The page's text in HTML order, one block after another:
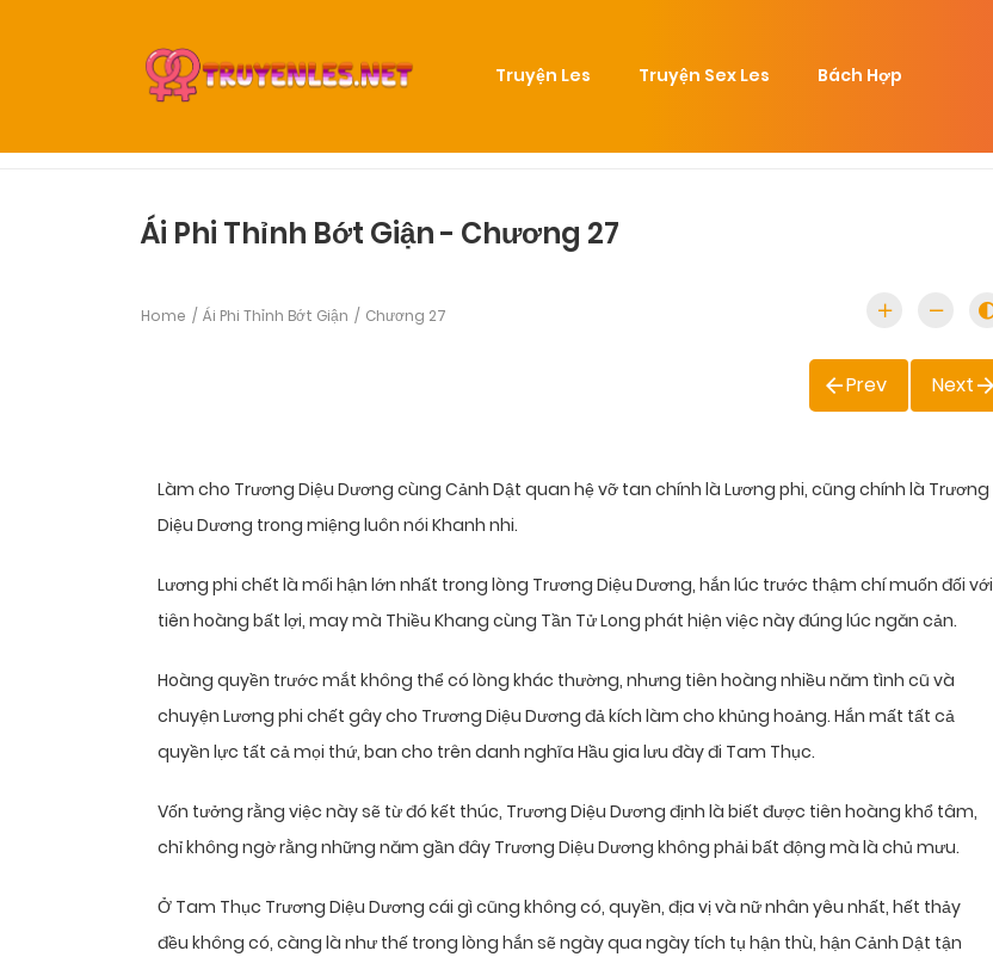
Truyện Les Truyện Sex Les Bách Hợp
Ái Phi Thỉnh Bớt Giận - Chương 27
Home Ái Phi Thỉnh Bớt Giận Chương 27
Prev Next
Làm cho Trương Diệu Dương cùng Cảnh Dật quan hệ vỡ tan chính là Lương phi, cũng chính là Trương
Diệu Dương trong miệng luôn nói Khanh nhi.
Lương phi chết là mối hận lớn nhất trong lòng Trương Diệu Dương, hắn lúc trước thậm chí muốn đối với
tiên hoàng bất lợi, may mà Thiều Khang cùng Tần Tử Long phát hiện việc này đúng lúc ngăn cản.
Hoàng quyền trước mắt không thể có lòng khác thường, nhưng tiên hoàng nhiều năm tình cũ và
chuyện Lương phi chết gây cho Trương Diệu Dương đả kích làm cho khủng hoảng. Hắn mất tất cả
quyền lực tất cả mọi thứ, ban cho trên danh nghĩa Hầu gia lưu đày đi Tam Thục.
Vốn tưởng rằng việc này sẽ từ đó kết thúc, Trương Diệu Dương định là biết được tiên hoàng khổ tâm,
chỉ không ngờ rằng những năm gần đây Trương Diệu Dương không phải bất động mà là chủ mưu.
Ở Tam Thục Trương Diệu Dương cái gì cũng không có, quyền, địa vị và nữ nhân yêu nhất, hết thảy
đều không có, càng là như thế trong lòng hắn sẽ ngày qua ngày tích tụ hận thù, hận Cảnh Dật tận